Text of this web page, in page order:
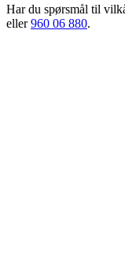
Har du spørsmål til
eller 960 06 880.